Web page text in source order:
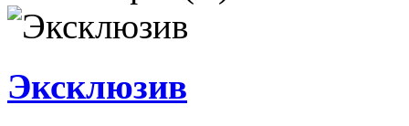
Эксклюзив